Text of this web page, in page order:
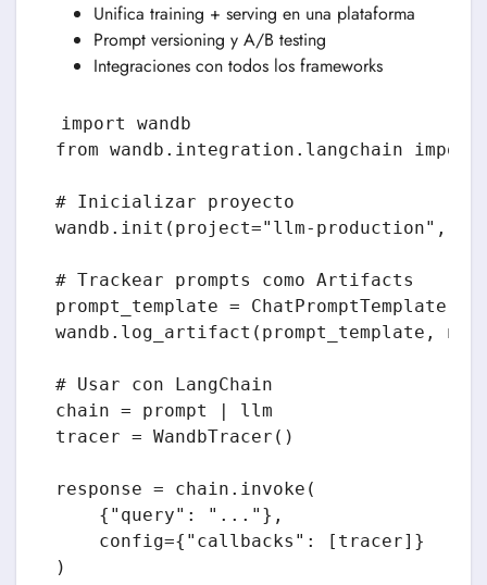
Unifica training + serving en una plataforma
Prompt versioning y A/B testing
Integraciones con todos los frameworks
import wandb
from wandb.integration.langchain import
# Inicializar proyecto
wandb.init(project="llm-production",
# Trackear prompts como Artifacts
prompt_template =
wandb.log_artifact(prompt_template,
# Usar con LangChain
chain = prompt | llm
tracer = WandbTracer()
response = chain.invoke(
    {"query": "..."},
    config={"callbacks": [tracer]}
)